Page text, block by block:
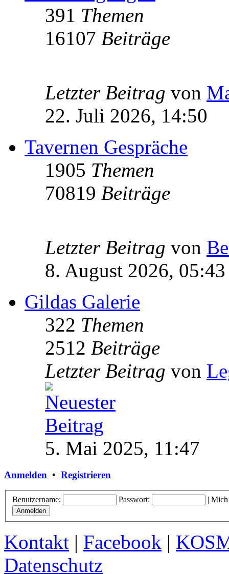
391 Themen
16107 Beiträge
Letzter Beitrag von
22. Juli 2026, 14:50
Tavernen Gespräche
1905 Themen
70819 Beiträge
Letzter Beitrag von
8. August 2026, 05:43
Gildas Galerie
322 Themen
2512 Beiträge
Letzter Beitrag von
5. Mai 2025, 11:47
Anmelden • Registrieren
Benutzername: Passwort: | Mich
Kontakt | Facebook |
Datenschutz